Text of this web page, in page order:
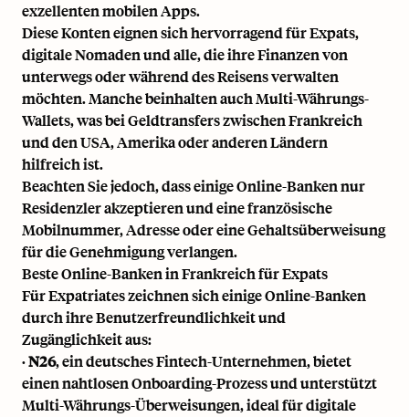
exzellenten mobilen Apps.
Diese Konten eignen sich hervorragend für Expats,
digitale Nomaden und alle, die ihre Finanzen von
unterwegs oder während des Reisens verwalten
möchten. Manche beinhalten auch Multi-Währungs-
Wallets, was bei Geldtransfers zwischen Frankreich
und den USA, Amerika oder anderen Ländern
hilfreich ist.
Beachten Sie jedoch, dass einige Online-Banken nur
Residenzler akzeptieren und eine französische
Mobilnummer, Adresse oder eine Gehaltsüberweisung
für die Genehmigung verlangen.
Beste Online-Banken in Frankreich für Expats
Für Expatriates zeichnen sich einige Online-Banken
durch ihre Benutzerfreundlichkeit und
Zugänglichkeit aus:
·N26, ein deutsches Fintech-Unternehmen, bietet
einen nahtlosen Onboarding-Prozess und unterstützt
Multi-Währungs-Überweisungen, ideal für digitale